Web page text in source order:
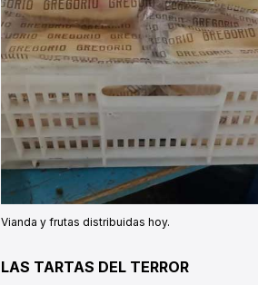
Vianda y frutas distribuidas hoy.
LAS TARTAS DEL TERROR